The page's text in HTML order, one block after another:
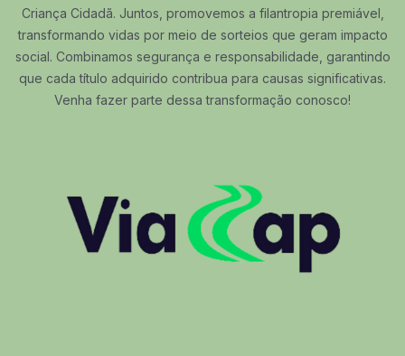
Criança Cidadã. Juntos, promovemos a filantropia premiável,
transformando vidas por meio de sorteios que geram impacto
social. Combinamos segurança e responsabilidade, garantindo
que cada título adquirido contribua para causas significativas.
Venha fazer parte dessa transformação conosco!